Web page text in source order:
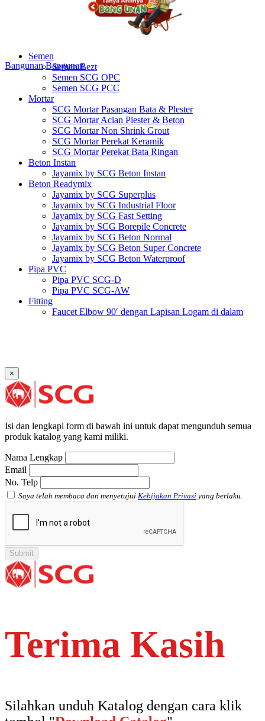
Bangunan Bangunan
Semen
Semen Bezt
Semen SCG OPC
Semen SCG PCC
Mortar
SCG Mortar Pasangan Bata & Plester
SCG Mortar Acian Plester & Beton
SCG Mortar Non Shrink Grout
SCG Mortar Perekat Keramik
SCG Mortar Perekat Bata Ringan
Beton Instan
Jayamix by SCG Beton Instan
Beton Readymix
Jayamix by SCG Superplus
Jayamix by SCG Industrial Floor
Jayamix by SCG Fast Setting
Jayamix by SCG Borepile Concrete
Jayamix by SCG Beton Normal
Jayamix by SCG Beton Super Concrete
Jayamix by SCG Beton Waterproof
Pipa PVC
Pipa PVC SCG-D
Pipa PVC SCG-AW
Fitting
Faucet Elbow 90′ dengan Lapisan Logam di dalam
Plug SCG AW
Shinkolite
Atap Akrilik Shinkolite Shade
×
Isi dan lengkapi form di bawah ini untuk dapat mengunduh semua
produk katalog yang kami miliki.
Nama Lengkap
Email
No. Telp
Saya telah membaca dan menyetujui Kebijakan Privasi yang berlaku.
Terima Kasih
Silahkan unduh Katalog dengan cara klik